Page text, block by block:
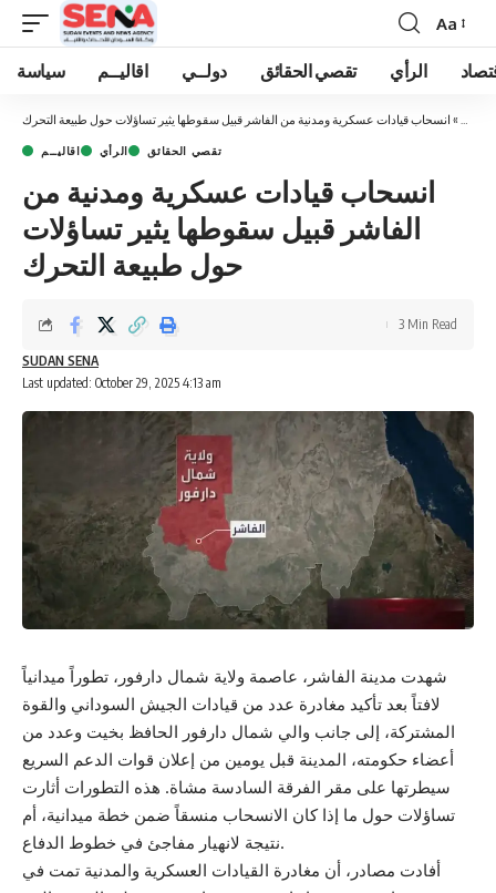
Font
Resizer
Aa
سياسة اقاليــم دولــي تقصي الحقائق الرأي
» انسحاب قيادات عسكرية ومدنية من الفاشر قبيل سقوطها يثير تساؤلات حول طبيعة التحرك
اقاليــم الرأي تقصي الحقائق
انسحاب قيادات عسكرية ومدنية من
الفاشر قبيل سقوطها يثير تساؤلات
حول طبيعة التحرك
Last updated: October 29, 2025 4:13 am
SUDAN SENA
3 Min Read
شهدت مدينة الفاشر، عاصمة ولاية شمال دارفور، تطوراً ميدانياً
لافتاً بعد تأكيد مغادرة عدد من قيادات الجيش السوداني والقوة
المشتركة، إلى جانب والي شمال دارفور الحافظ بخيت وعدد من
أعضاء حكومته، المدينة قبل يومين من إعلان قوات الدعم السريع
سيطرتها على مقر الفرقة السادسة مشاة. هذه التطورات أثارت
تساؤلات حول ما إذا كان الانسحاب منسقاً ضمن خطة ميدانية، أم
نتيجة لانهيار مفاجئ في خطوط الدفاع.
أفادت مصادر، أن مغادرة القيادات العسكرية والمدنية تمت في